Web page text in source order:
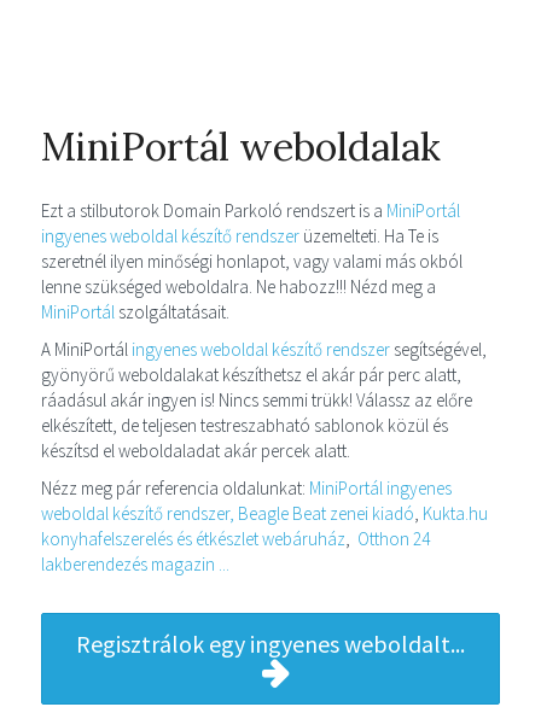
MiniPortál weboldalak
Ezt a stilbutorok Domain Parkoló rendszert is a MiniPortál
ingyenes weboldal készítő rendszer üzemelteti. Ha Te is
szeretnél ilyen minőségi honlapot, vagy valami más okból
lenne szükséged weboldalra. Ne habozz!!! Nézd meg a
MiniPortál szolgáltatásait.
A MiniPortál ingyenes weboldal készítő rendszer segítségével,
gyönyörű weboldalakat készíthetsz el akár pár perc alatt,
ráadásul akár ingyen is! Nincs semmi trükk! Válassz az előre
elkészített, de teljesen testreszabható sablonok közül és
készítsd el weboldaladat akár percek alatt.
Nézz meg pár referencia oldalunkat: MiniPortál ingyenes
weboldal készítő rendszer, Beagle Beat zenei kiadó, Kukta.hu
konyhafelszerelés és étkészlet webáruház, Otthon 24
lakberendezés magazin ...
Regisztrálok egy ingyenes weboldalt...